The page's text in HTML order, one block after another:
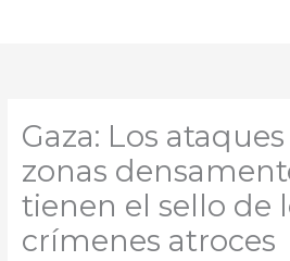
Gaza: Los
zonas
tienen el sello de
crímenes atroces